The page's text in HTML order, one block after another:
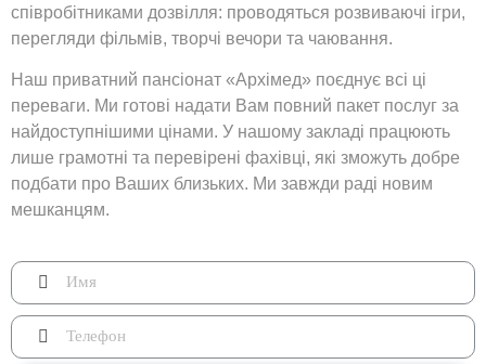
співробітниками дозвілля: проводяться розвиваючі ігри,
перегляди фільмів, творчі вечори та чаювання.
Наш приватний пансіонат «Архімед» поєднує всі ці
переваги. Ми готові надати Вам повний пакет послуг за
найдоступнішими цінами. У нашому закладі працюють
лише грамотні та перевірені фахівці, які зможуть добре
подбати про Ваших близьких. Ми завжди раді новим
мешканцям.